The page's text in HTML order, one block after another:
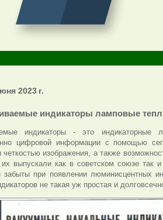
2023 г.
индикаторы ламповые
индикаторы - это индикаторные
цифровой информации с помощью
четкостью изображения, а также
выпускали как в советском союзе так
при появлении люминисцентных
не такая уж простая и